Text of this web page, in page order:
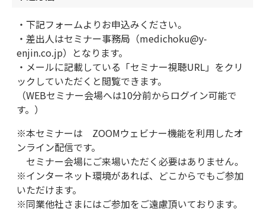
・下記フォームよりお申込みください。
・差出人はセミナー事務局（medichoku@y-
enjin.co.jp）となります。
・メールに記載している「セミナー視聴URL」をクリ
ックしていただくと閲覧できます。
（WEBセミナー会場へは10分前からログイン可能で
す。）
※本セミナーは ZOOMウェビナー機能を利用したオ
ンライン配信です。
セミナー会場にご来場いただく必要はありません。
※インターネット環境があれば、どこからでもご参加
いただけます。
※同業他社さまにはご参加をご遠慮頂いております。